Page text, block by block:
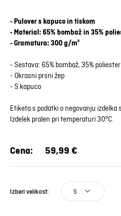
- Pulover s kapuco in tiskom
- Material: 65% bombaž in 35%
- Gramatura: 300 g/m²
- Sestava: 65% bombaž, 35% poliester
- Okrasni prsni žep
- S kapuco
Etiketa s podatki o negovanju
Izdelek pralen pri temperaturi 30°C.
Cena: 59,99 €
Izberi velikost: S